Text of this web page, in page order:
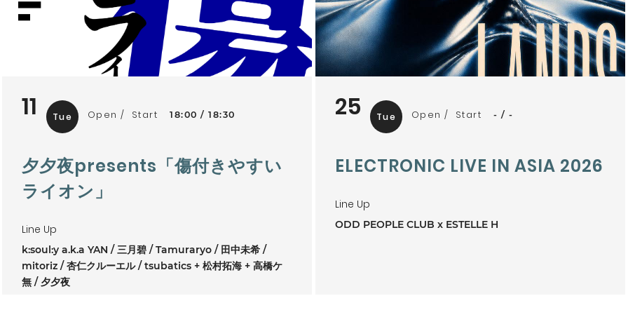
11 Tue Open Start 18:00 18:30
夕夕夜presents「傷付きやすい
ライオン」
Line Up
k:soul:y a.k.a YAN 三月碧 Tamuraryo
田中未希
mitoriz
杏仁クルーエル
tsubatics + 松村拓海 + 高橋ケ
無
夕夕夜
25 Tue Open Start - -
ELECTRONIC LIVE IN ASIA 2026
Line Up
ODD PEOPLE CLUB x ESTELLE H